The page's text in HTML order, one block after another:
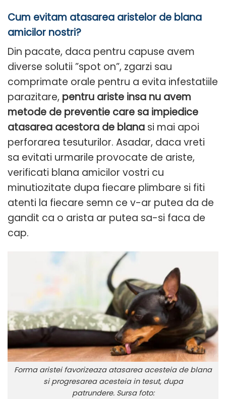
Cum evitam atasarea aristelor de blana
amicilor nostri?
Din pacate, daca pentru capuse avem
diverse solutii ”spot on”, zgarzi sau
comprimate orale pentru a evita infestatiile
parazitare, pentru ariste insa nu avem
metode de preventie care sa impiedice
atasarea acestora de blana si mai apoi
perforarea tesuturilor. Asadar, daca vreti
sa evitati urmarile provocate de ariste,
verificati blana amicilor vostri cu
minutiozitate dupa fiecare plimbare si fiti
atenti la fiecare semn ce v-ar putea da de
gandit ca o arista ar putea sa-si faca de
cap.
Forma aristei favorizeaza atasarea acesteia de blana
si progresarea acesteia in tesut, dupa
patrundere. Sursa foto: